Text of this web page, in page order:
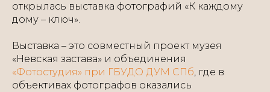
открылась выставка фотографий «К каждому
дому – ключ».
Выставка – это совместный проект музея
«Невская застава» и объединения
«Фотостудия» при ГБУДО ДУМ СПб, где в
объективах фотографов оказались